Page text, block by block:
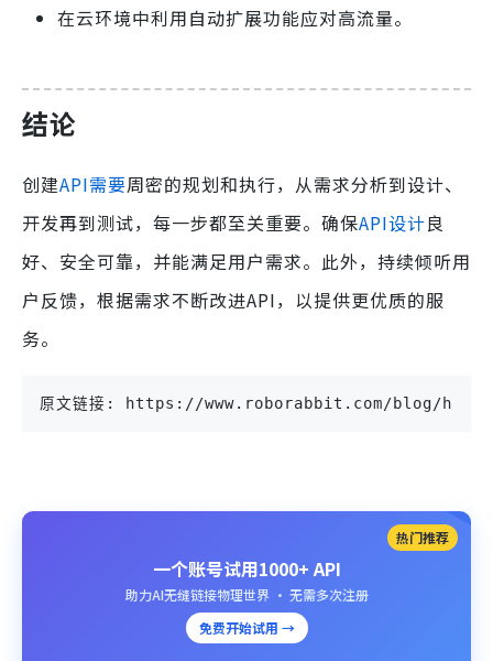
在云环境中利用自动扩展功能应对高流量。
结论
创建API需要周密的规划和执行，从需求分析到设计、
开发再到测试，每一步都至关重要。确保API设计良
好、安全可靠，并能满足用户需求。此外，持续倾听用
户反馈，根据需求不断改进API，以提供更优质的服
务。
原文链接: https://www.roborabbit.com/blog/
热门推荐
一个账号试用1000+ API
助力AI无缝链接物理世界 · 无需多次注册
免费开始试用 →